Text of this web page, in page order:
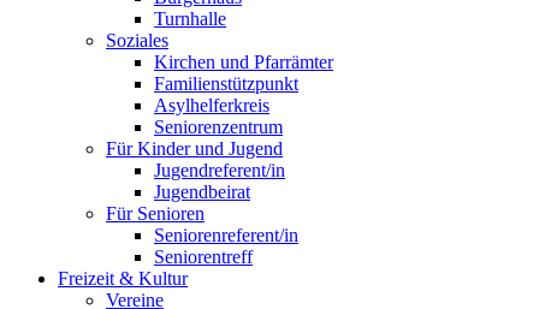
Turnhalle
Soziales
Kirchen und Pfarrämter
Familienstützpunkt
Asylhelferkreis
Seniorenzentrum
Für Kinder und Jugend
Jugendreferent/in
Jugendbeirat
Für Senioren
Seniorenreferent/in
Seniorentreff
Freizeit & Kultur
Vereine